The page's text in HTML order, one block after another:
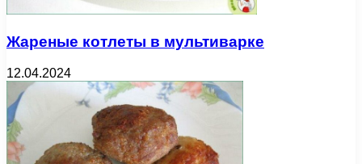
Жареные котлеты в мультиварке
12.04.2024